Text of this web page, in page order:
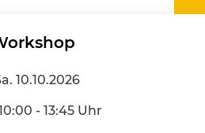
10.10.2026
- 13:45 Uhr